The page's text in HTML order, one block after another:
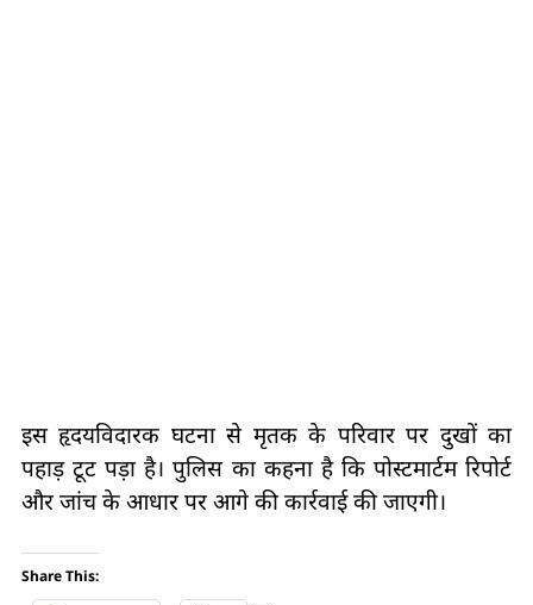
इस हृदयविदारक घटना से मृतक के परिवार पर दुखों का
पहाड़ टूट पड़ा है। पुलिस का कहना है कि पोस्टमार्टम रिपोर्ट
और जांच के आधार पर आगे की कार्रवाई की जाएगी।
Share This: